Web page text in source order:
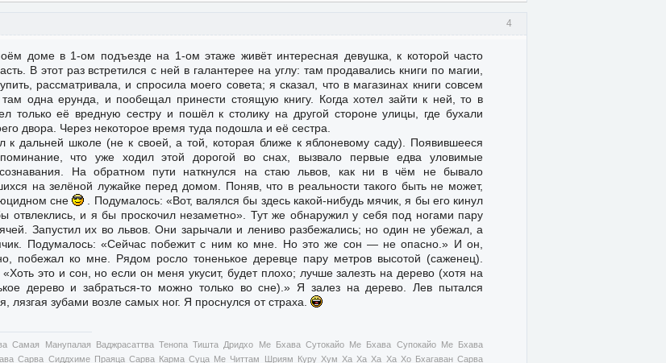
4
доме в 1-ом подъезде на 1-ом этаже живёт интересная девушка, к которой часто
В этот раз встретился с ней в галантерее на углу: там продавались книги по магии,
рассматривала, и спросила моего совета; я сказал, что в магазинах книги совсем
там одна ерунда, и пообещал принести стоящую книгу. Когда хотел зайти к ней, то в
только её вредную сестру и пошёл к столику на другой стороне улицы, где бухали
двора. Через некоторое время туда подошла и её сестра.
дальней школе (не к своей, а той, которая ближе к яблоневому саду). Появившееся
что уже ходил этой дорогой во снах, вызвало первые едва уловимые
На обратном пути наткнулся на стаю львов, как ни в чём не бывало
на зелёной лужайке перед домом. Поняв, что в реальности такого быть не может,
сне
. Подумалось: «Вот, валялся бы здесь какой-нибудь мячик, я бы его кинул
отвлеклись, и я бы проскочил незаметно». Тут же обнаружил у себя под ногами пару
Запустил их во львов. Они зарычали и лениво разбежались; но один не убежал, а
Подумалось: «Сейчас побежит с ним ко мне. Но это же сон — не опасно.» И он,
побежал ко мне. Рядом росло тоненькое деревце пару метров высотой (саженец).
это и сон, но если он меня укусит, будет плохо; лучше залезть на дерево (хотя на
дерево и забраться-то можно только во сне).» Я залез на дерево. Лев пытался
лязгая зубами возле самых ног. Я проснулся от страха.
Самая Манупалая Ваджрасаттва Тенопа Тишта Дридхо Ме Бхава Сутокайо Ме Бхава Супокайо Ме Бхава
Сарва Сиддхиме Праяца Сарва Карма Суца Ме Читтам Шриям Куру Хум Ха Ха Ха Ха Хо Бхагаван Сарва